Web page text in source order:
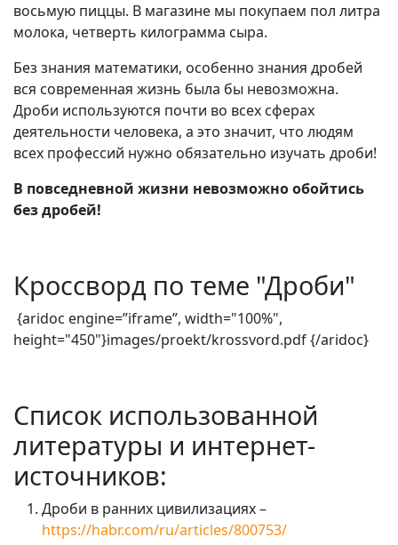
восьмую пиццы. В магазине мы покупаем пол литра
молока, четверть килограмма сыра.
Без знания математики, особенно знания дробей
вся современная жизнь была бы невозможна.
Дроби используются почти во всех сферах
деятельности человека, а это значит, что людям
всех профессий нужно обязательно изучать дроби!
В повседневной жизни невозможно обойтись
без дробей!
Кроссворд по теме "Дроби"
{aridoc engine=”iframe”, width="100%",
height="450"}images/proekt/krossvord.pdf {/aridoc}
Список использованной
литературы и интернет-
источников:
Дроби в ранних цивилизациях –
https://habr.com/ru/articles/800753/